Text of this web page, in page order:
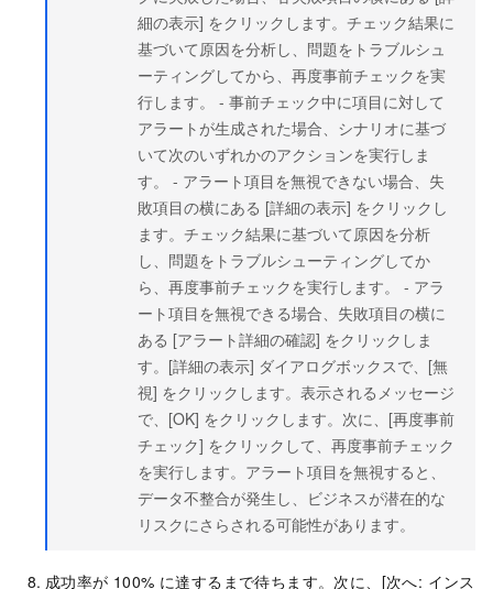
細の表示] をクリックします。チェック結果に
基づいて原因を分析し、問題をトラブルシュ
ーティングしてから、再度事前チェックを実
行します。 - 事前チェック中に項目に対して
アラートが生成された場合、シナリオに基づ
いて次のいずれかのアクションを実行しま
す。 - アラート項目を無視できない場合、失
敗項目の横にある [詳細の表示] をクリックし
ます。チェック結果に基づいて原因を分析
し、問題をトラブルシューティングしてか
ら、再度事前チェックを実行します。 - アラ
ート項目を無視できる場合、失敗項目の横に
ある [アラート詳細の確認] をクリックしま
す。[詳細の表示] ダイアログボックスで、[無
視] をクリックします。表示されるメッセージ
で、[OK] をクリックします。次に、[再度事前
チェック] をクリックして、再度事前チェック
を実行します。アラート項目を無視すると、
データ不整合が発生し、ビジネスが潜在的な
リスクにさらされる可能性があります。
成功率が 100% に達するまで待ちます。次に、[次へ: インス